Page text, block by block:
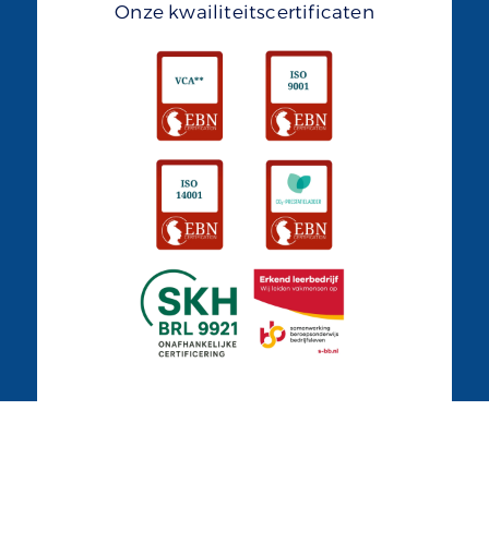
Onze kwailiteitscertificaten